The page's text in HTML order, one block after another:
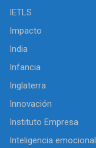
IETLS
Impacto
India
Infancia
Inglaterra
Innovación
Instituto Empresa
Inteligencia emocional